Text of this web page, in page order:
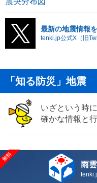
最新の地震情報
tenki.jp公式X（旧
「知る防災」地震
いざという時
確かな情報と
雨